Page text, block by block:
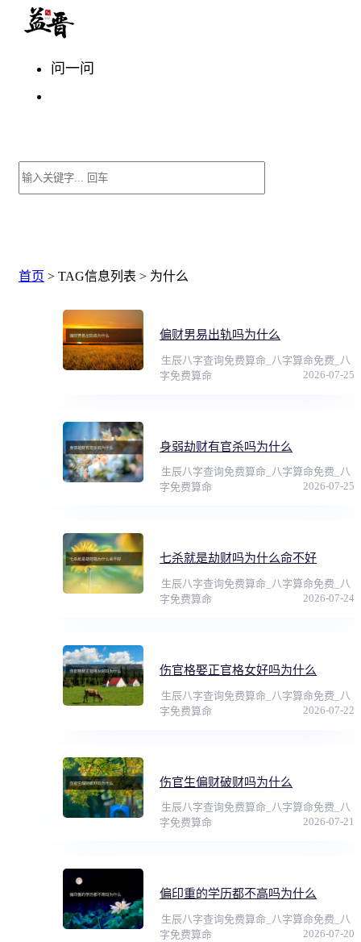
问一问
首页 > TAG信息列表 > 为什么
偏财男易出轨吗为什么
生辰八字查询免费算命_八字算命免费_八
字免费算命
2026-07-25
身弱劫财有官杀吗为什么
生辰八字查询免费算命_八字算命免费_八
字免费算命
2026-07-25
七杀就是劫财吗为什么命不好
生辰八字查询免费算命_八字算命免费_八
字免费算命
2026-07-24
伤官格娶正官格女好吗为什么
生辰八字查询免费算命_八字算命免费_八
字免费算命
2026-07-22
伤官生偏财破财吗为什么
生辰八字查询免费算命_八字算命免费_八
字免费算命
2026-07-21
偏印重的学历都不高吗为什么
生辰八字查询免费算命_八字算命免费_八
字免费算命
2026-07-20